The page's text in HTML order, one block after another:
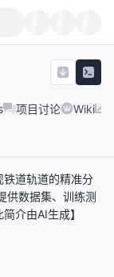
项目讨论 Wiki
道轨道的精准分
供数据集、训练测
介由AI生成】